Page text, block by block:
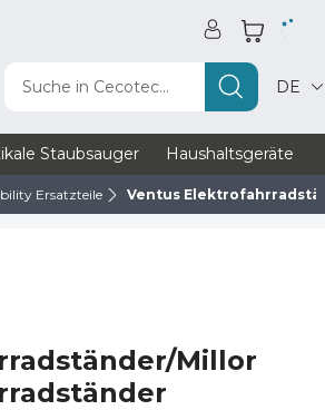
Suche in Cecotec... DE
Staubsauger Haushaltsgeräte
Ersatzteile Ventus
Millor